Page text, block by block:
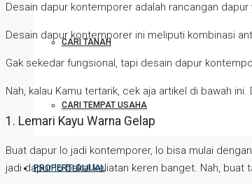
CARI TANAH
CARI TEMPAT USAHA
PROPERTI DIJUAL
Desain dapur kontemporer adalah rancangan
Desain dapur kontemporer ini meliputi kombinasi
Gak sekedar fungsional, tapi desain dapur
Nah, kalau Kamu tertarik, cek aja artikel di bawah
1. Lemari Kayu Warna Gelap
Buat dapur lo jadi kontemporer, lo bisa mulai
jadi dapur lo bakal keliatan keren banget. Nah,